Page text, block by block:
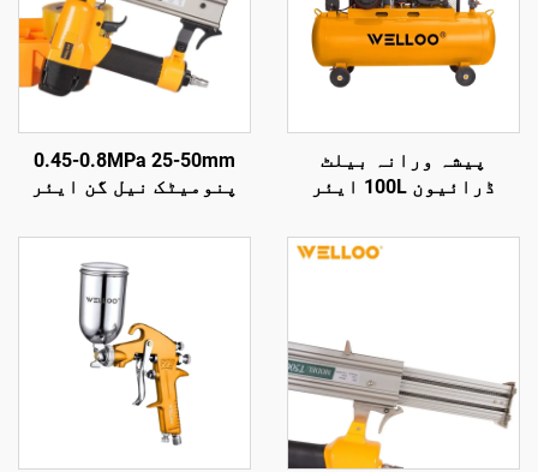
پیشہ ورانہ بیلٹ
ڈرائیون 100L ایئر
گیراج اور فیکٹری
استعمال کے لیے
0.45-0.8MPa 25-50mm
پنومیٹک نیل گن ایئر
لیے ایئر ٹولز پنومیٹک
نیل گن